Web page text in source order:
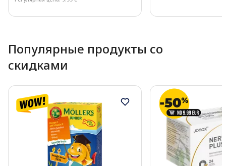
Популярные продукты со
скидками